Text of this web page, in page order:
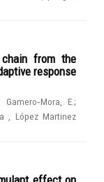
chain from the
response
Gamero‑Mora, E.;
, López Martinez